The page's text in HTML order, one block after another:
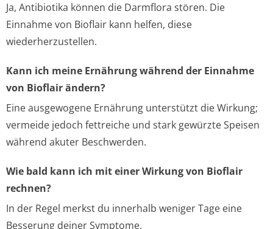
Ja, Antibiotika können die Darmflora stören. Die
Einnahme von Bioflair kann helfen, diese
wiederherzustellen.
Kann ich meine Ernährung während der Einnahme
von Bioflair ändern?
Eine ausgewogene Ernährung unterstützt die Wirkung;
vermeide jedoch fettreiche und stark gewürzte Speisen
während akuter Beschwerden.
Wie bald kann ich mit einer Wirkung von Bioflair
rechnen?
In der Regel merkst du innerhalb weniger Tage eine
Besserung deiner Symptome.